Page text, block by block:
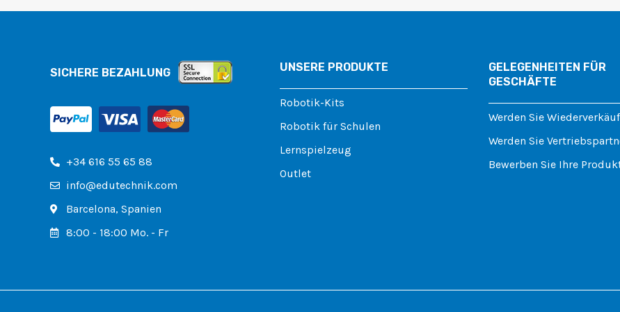
SICHERE BEZAHLUNG
+34 616 55 65 88
info@edutechnik.com
Barcelona, ​​​​Spanien
8:00 - 18:00 Mo. - Fr
UNSERE PRODUKTE
Robotik-Kits
Robotik für Schulen
Lernspielzeug
Outlet
GELEGENHEITEN FÜR
GESCHÄFTE
Werden Sie
Werden Sie
Bewerben Sie Ihre